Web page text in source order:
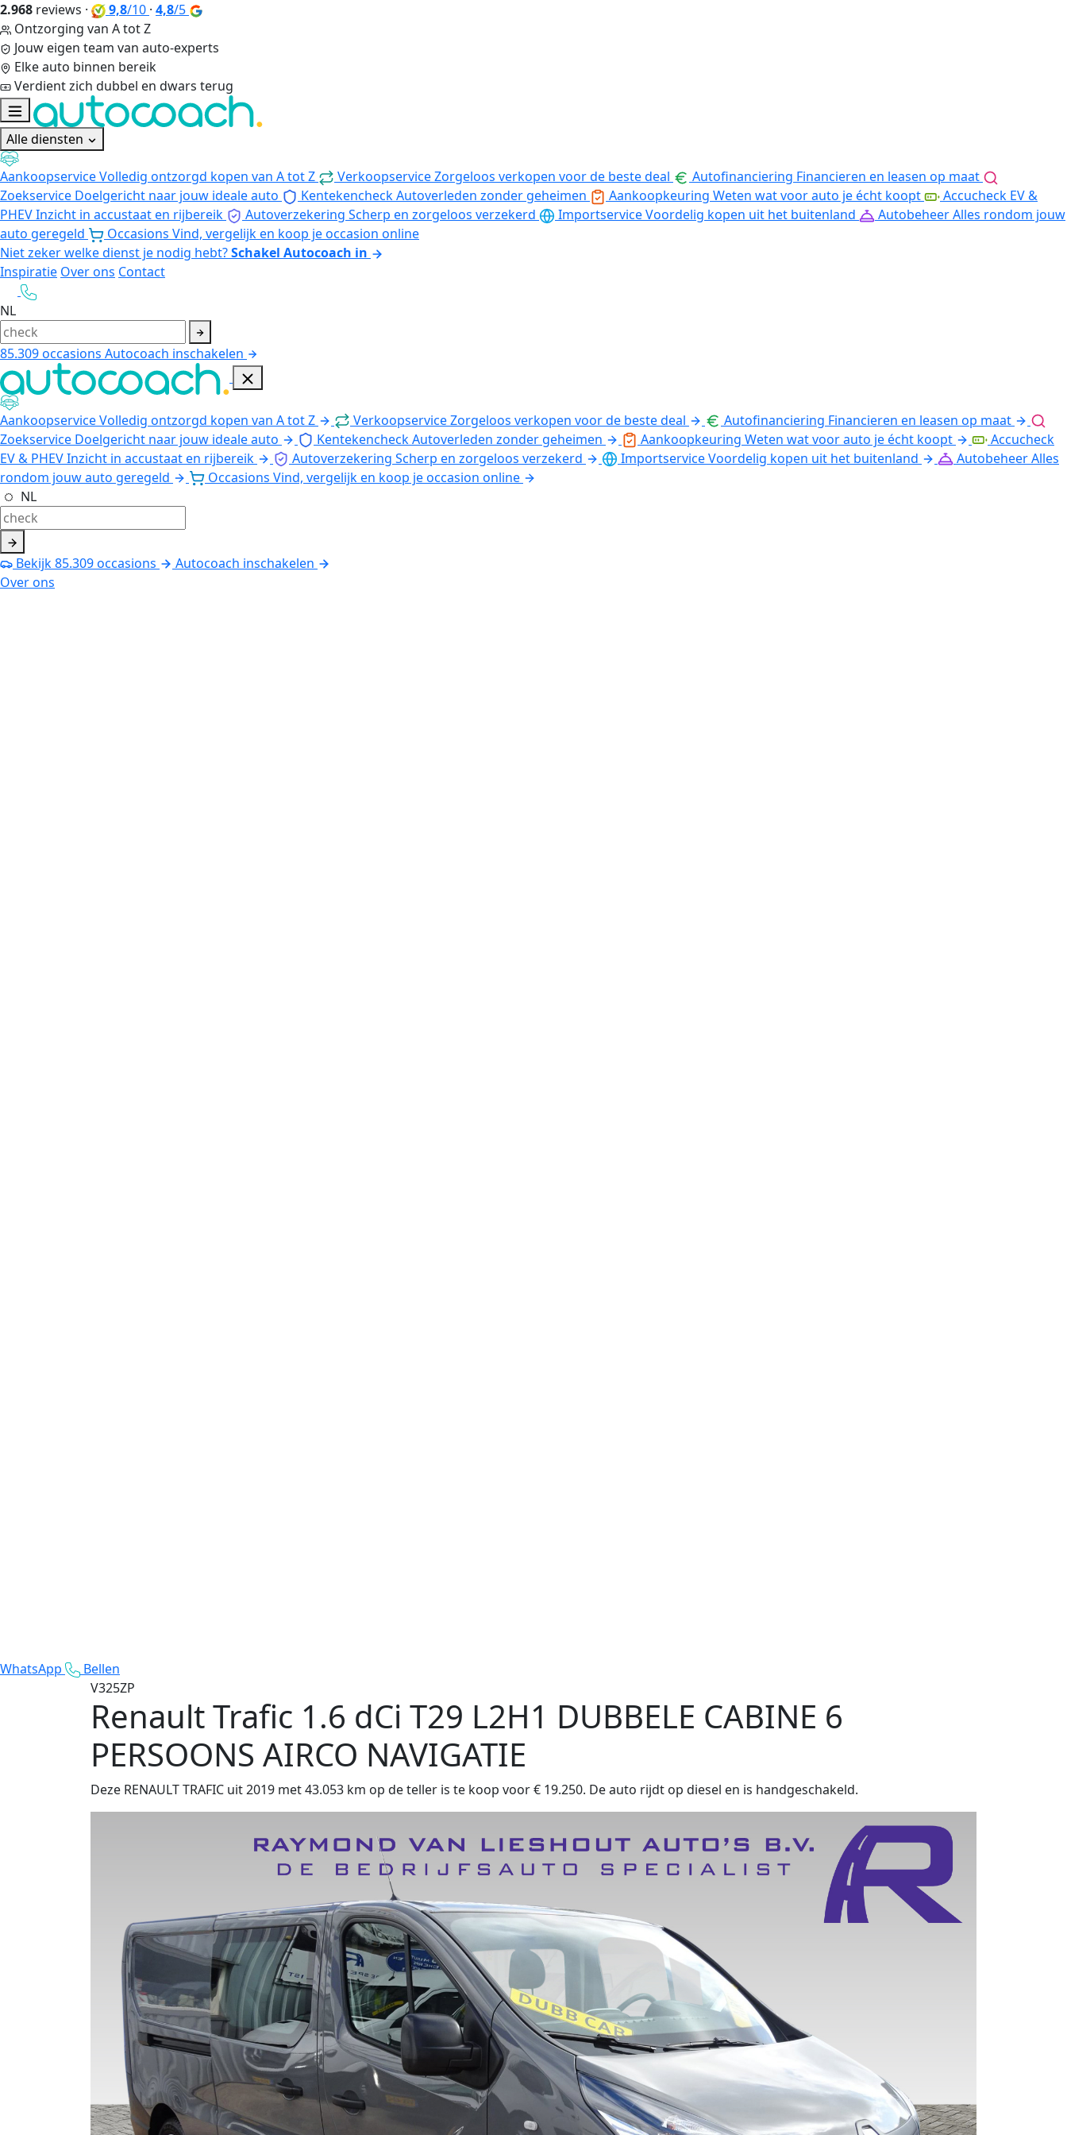
2.968 reviews · 9,8/10 · 4,8/5
Ontzorging van A tot Z
Jouw eigen team van auto-experts
Elke auto binnen bereik
Verdient zich dubbel en dwars terug
Alle diensten
AankoopserviceVolledig ontzorgd kopen van A tot Z VerkoopserviceZorgeloos verkopen voor de beste deal Autofinanciering Financieren en leasen op maat
Zoekservice Doelgericht naar jouw ideale auto KentekencheckAutoverleden zonder geheimen Aankoopkeuring Weten wat voor auto je écht koopt
Accucheck EV &
PHEVInzicht in accustaat en rijbereik Autoverzekering Scherp en zorgeloos verzekerd ImportserviceVoordelig kopen uit het buitenland AutobeheerAlles rondom jouw
auto geregeld
Occasions Vind, vergelijk en koop je occasion online
Niet zeker welke dienst je nodig hebt?Schakel Autocoach in
Inspiratie Over ons Contact
NL
85.309occasions Autocoach inschakelen
AankoopserviceVolledig ontzorgd kopen van A tot Z VerkoopserviceZorgeloos verkopen voor de beste deal Autofinanciering Financieren en leasen op maat
Zoekservice Doelgericht naar jouw ideale auto KentekencheckAutoverleden zonder geheimen Aankoopkeuring Weten wat voor auto je écht koopt
Accucheck
EV & PHEVInzicht in accustaat en rijbereik Autoverzekering Scherp en zorgeloos verzekerd ImportserviceVoordelig kopen uit het buitenland AutobeheerAlles
rondom jouw auto geregeld
Occasions Vind, vergelijk en koop je occasion online
NL
Bekijk85.309occasions
Autocoach inschakelen
Over ons
WhatsApp
Bellen
V325ZP
Renault Trafic 1.6 dCi T29 L2H1 DUBBELE CABINE 6
PERSOONS AIRCO NAVIGATIE
Deze RENAULT TRAFIC uit 2019 met 43.053 km op de teller is te koop voor € 19.250. De auto rijdt op diesel en is handgeschakeld.